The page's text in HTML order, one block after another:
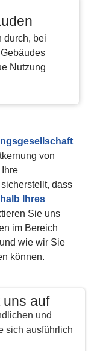
durch, bei
Nutzung
von
Ihre
dass
Ihres
Sie uns
im Bereich
wie wir Sie
können.
uns auf
und
sich ausführlich